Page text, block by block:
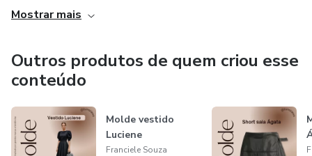
acabamento profissional — seja para uso próprio ou para
Mostrar mais
Outros produtos de quem criou esse
conteúdo
Molde vestido
Luciene
Franciele Souza